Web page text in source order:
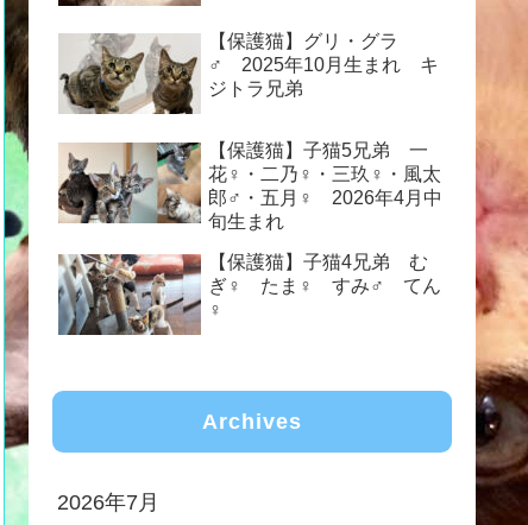
【保護猫】グリ・グラ
♂ 2025年10月生まれ キ
ジトラ兄弟
【保護猫】子猫5兄弟 一
花♀・二乃♀・三玖♀・風太
郎♂・五月♀ 2026年4月中
旬生まれ
【保護猫】子猫4兄弟 む
ぎ♀ たま♀ すみ♂ てん
♀
Archives
2026年7月